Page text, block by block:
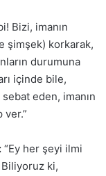
Bizi, imanın
şimşek) korkarak,
durumuna
içinde bile,
eden, imanın
“Ey her şeyi ilmi
ki,